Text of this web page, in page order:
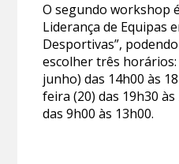
O segundo workshop
Liderança de Equipas
Desportivas”,
escolher três
junho) das 14h00 às
feira (20) das 19h30
das 9h00 às 13h00.